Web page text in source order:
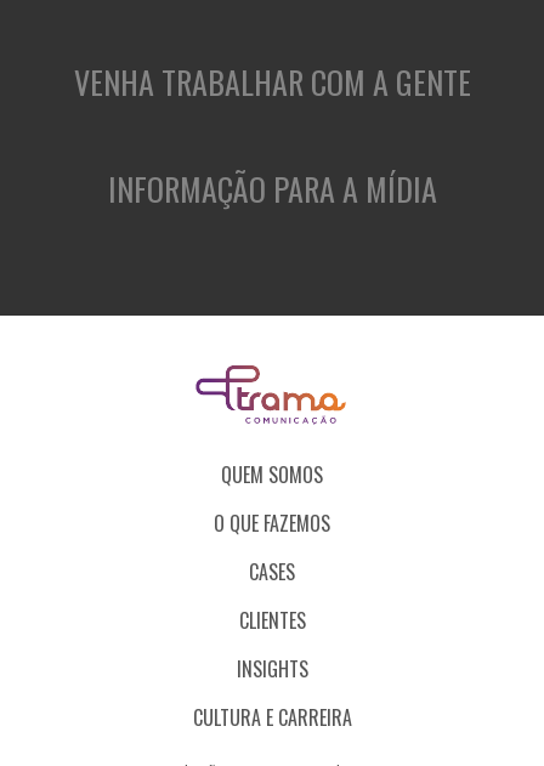
VENHA TRABALHAR COM A GENTE
INFORMAÇÃO PARA A MÍDIA
QUEM SOMOS
O QUE FAZEMOS
CASES
CLIENTES
INSIGHTS
CULTURA E CARREIRA